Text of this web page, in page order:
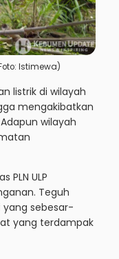
Istimewa)
listrik di wilayah
mengakibatkan
wilayah
PLN ULP
Teguh
sebesar-
yang terdampak